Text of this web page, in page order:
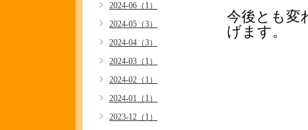
今後とも変
げます。
2024-06（1）
2024-05（3）
2024-04（3）
2024-03（1）
2024-02（1）
2024-01（1）
2023-12（1）